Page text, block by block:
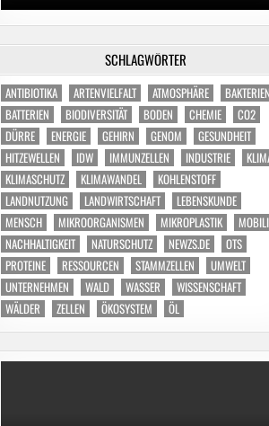
SCHLAGWÖRTER
ANTIBIOTIKA ARTENVIELFALT ATMOSPHÄRE
BAKTERIEN
BATTERIEN
BIODIVERSITÄT BODEN CHEMIE
CO2
DÜRRE
ENERGIE GEHIRN GENOM
GESUNDHEIT
HITZEWELLEN
IDW IMMUNZELLEN INDUSTRIE
KLIMASCHUTZ
KLIMAWANDEL
KOHLENSTOFF
LANDNUTZUNG
LANDWIRTSCHAFT
LEBENSKUNDE
MENSCH
MIKROORGANISMEN MIKROPLASTIK
NACHHALTIGKEIT
NATURSCHUTZ NEWZS.DE
OTS
PROTEINE
RESSOURCEN STAMMZELLEN
UMWELT
UNTERNEHMEN
WALD WASSER
WISSENSCHAFT
WÄLDER
ZELLEN ÖKOSYSTEM ÖL